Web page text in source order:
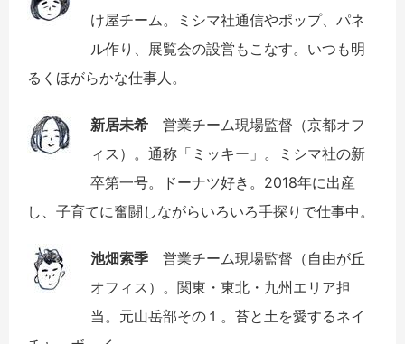
け屋チーム。ミシマ社通信やポップ、パネ
ル作り、展覧会の設営もこなす。いつも明
るくほがらかな仕事人。
新居未希 営業チーム現場監督（京都オフ
ィス）。通称「ミッキー」。ミシマ社の新
卒第一号。ドーナツ好き。2018年に出産
し、子育てに奮闘しながらいろいろ手探りで仕事中。
池畑索季
営業チーム現場監督（自由が丘
オフィス）。関東・東北・九州エリア担
当。元山岳部その１。苔と土を愛するネイ